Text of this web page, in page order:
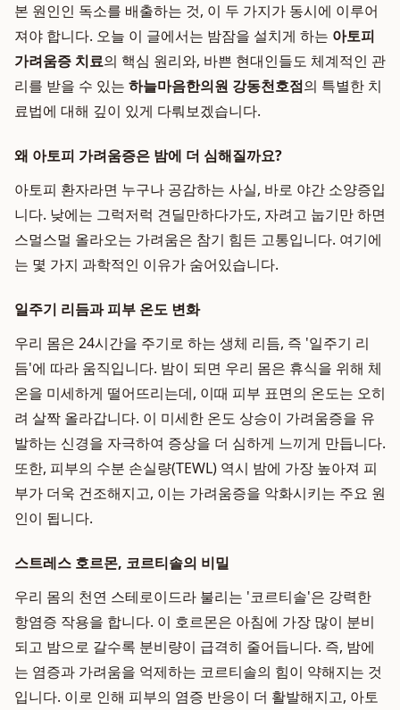
본 원인인 독소를 배출하는 것, 이 두 가지가 동시에 이루어
져야 합니다. 오늘 이 글에서는 밤잠을 설치게 하는 아토피
가려움증 치료의 핵심 원리와, 바쁜 현대인들도 체계적인 관
리를 받을 수 있는 하늘마음한의원 강동천호점의 특별한 치
료법에 대해 깊이 있게 다뤄보겠습니다.
왜 아토피 가려움증은 밤에 더 심해질까요?
아토피 환자라면 누구나 공감하는 사실, 바로 야간 소양증입
니다. 낮에는 그럭저럭 견딜만하다가도, 자려고 눕기만 하면
스멀스멀 올라오는 가려움은 참기 힘든 고통입니다. 여기에
는 몇 가지 과학적인 이유가 숨어있습니다.
일주기 리듬과 피부 온도 변화
우리 몸은 24시간을 주기로 하는 생체 리듬, 즉 '일주기 리
듬'에 따라 움직입니다. 밤이 되면 우리 몸은 휴식을 위해 체
온을 미세하게 떨어뜨리는데, 이때 피부 표면의 온도는 오히
려 살짝 올라갑니다. 이 미세한 온도 상승이 가려움증을 유
발하는 신경을 자극하여 증상을 더 심하게 느끼게 만듭니다.
또한, 피부의 수분 손실량(TEWL) 역시 밤에 가장 높아져 피
부가 더욱 건조해지고, 이는 가려움증을 악화시키는 주요 원
인이 됩니다.
스트레스 호르몬, 코르티솔의 비밀
우리 몸의 천연 스테로이드라 불리는 '코르티솔'은 강력한
항염증 작용을 합니다. 이 호르몬은 아침에 가장 많이 분비
되고 밤으로 갈수록 분비량이 급격히 줄어듭니다. 즉, 밤에
는 염증과 가려움을 억제하는 코르티솔의 힘이 약해지는 것
입니다. 이로 인해 피부의 염증 반응이 더 활발해지고, 아토